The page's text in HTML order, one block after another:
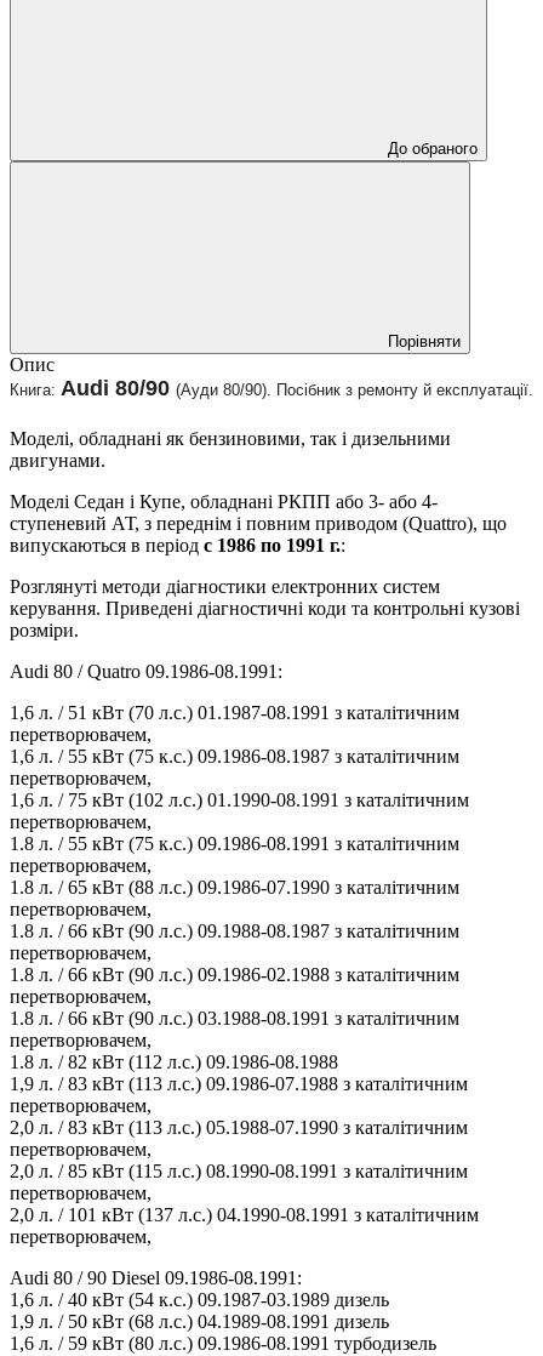
До обраного
Порівняти
Опис
Книга: Audi 80/90 (Ауди 80/90). Посібник з ремонту й експлуатації.
Моделі, обладнані як бензиновими, так і дизельними
двигунами.
Моделі Седан і Купе, обладнані РКПП або 3- або 4-
ступеневий АТ, з переднім і повним приводом (Quattro), що
випускаються в період с 1986 по 1991 г.:
Розглянуті методи діагностики електронних систем
керування. Приведені діагностичні коди та контрольні кузові
розміри.
Audi 80 / Quatro 09.1986-08.1991:
1,6 л. / 51 кВт (70 л.с.) 01.1987-08.1991 з каталітичним
перетворювачем,
1,6 л. / 55 кВт (75 к.с.) 09.1986-08.1987 з каталітичним
перетворювачем,
1,6 л. / 75 кВт (102 л.с.) 01.1990-08.1991 з каталітичним
перетворювачем,
1.8 л. / 55 кВт (75 к.с.) 09.1986-08.1991 з каталітичним
перетворювачем,
1.8 л. / 65 кВт (88 л.с.) 09.1986-07.1990 з каталітичним
перетворювачем,
1.8 л. / 66 кВт (90 л.с.) 09.1988-08.1987 з каталітичним
перетворювачем,
1.8 л. / 66 кВт (90 л.с.) 09.1986-02.1988 з каталітичним
перетворювачем,
1.8 л. / 66 кВт (90 л.с.) 03.1988-08.1991 з каталітичним
перетворювачем,
1.8 л. / 82 кВт (112 л.с.) 09.1986-08.1988
1,9 л. / 83 кВт (113 л.с.) 09.1986-07.1988 з каталітичним
перетворювачем,
2,0 л. / 83 кВт (113 л.с.) 05.1988-07.1990 з каталітичним
перетворювачем,
2,0 л. / 85 кВт (115 л.с.) 08.1990-08.1991 з каталітичним
перетворювачем,
2,0 л. / 101 кВт (137 л.с.) 04.1990-08.1991 з каталітичним
перетворювачем,
Audi 80 / 90 Diesel 09.1986-08.1991:
1,6 л. / 40 кВт (54 к.с.) 09.1987-03.1989 дизель
1,9 л. / 50 кВт (68 л.с.) 04.1989-08.1991 дизель
1,6 л. / 59 кВт (80 л.с.) 09.1986-08.1991 турбодизель